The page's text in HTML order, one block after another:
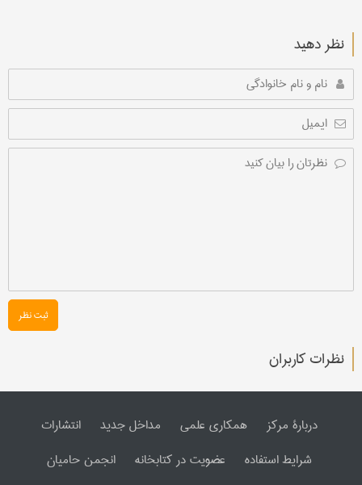
نظر دهید
ثبت نظر
نظرات کاربران
دربارۀ مرکز همکاری علمی مداخل جدید
انتشارات
شرایط استفاده
عضویت در کتابخانه
انجمن حامیان